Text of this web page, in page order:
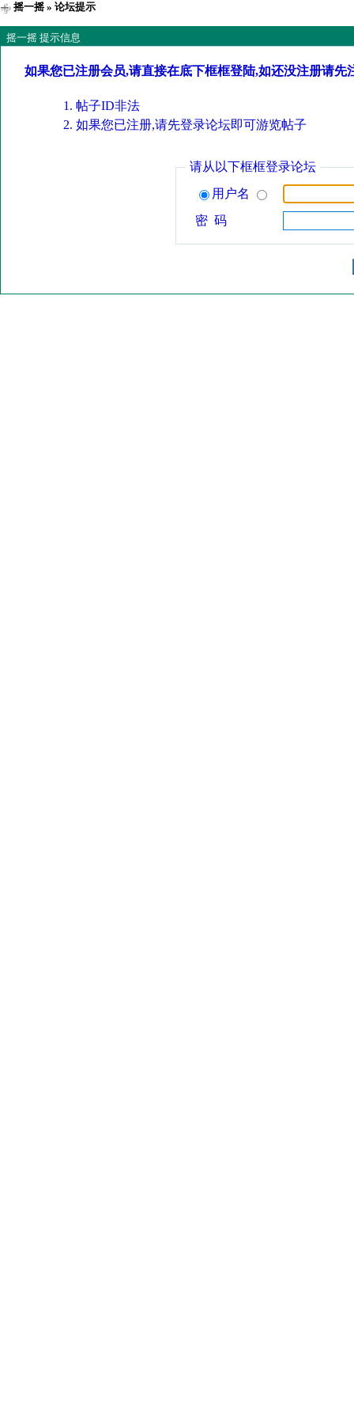
摇一摇» 论坛提示
摇一摇 提示信息
如果您已注册会员,请直接在底下框框登陆,如还没注册请先
帖子ID非法
如果您已注册,请先登录论坛即可游览帖子
请从以下框框登录论坛
用户名
密 码